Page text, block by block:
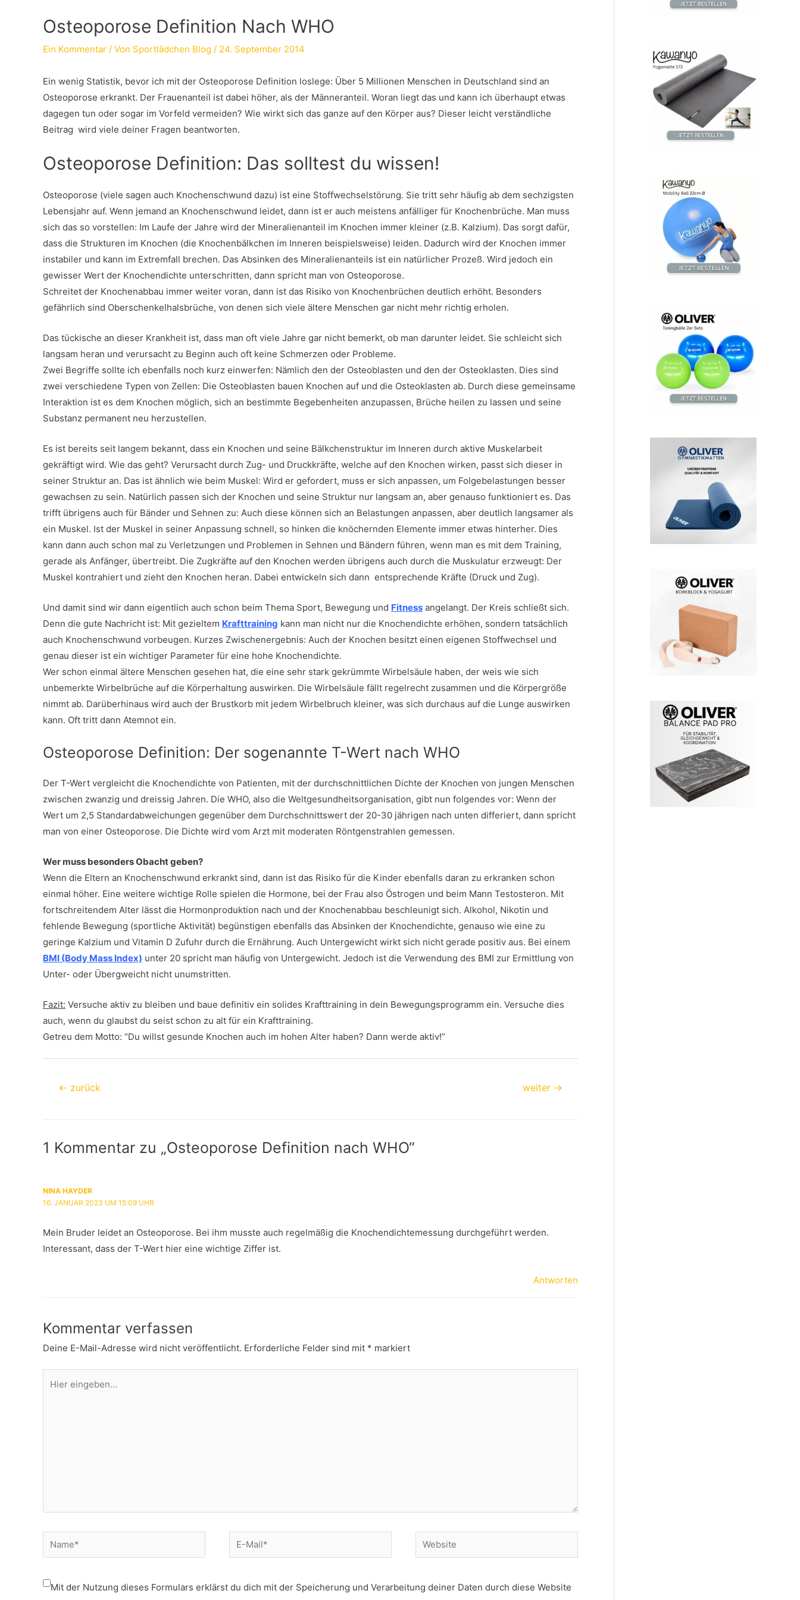
Osteoporose Definition Nach WHO
Ein Kommentar / Von Sportlädchen Blog / 24. September 2014
Ein wenig Statistik, bevor ich mit der Osteoporose Definition loslege: Über 5 Millionen Menschen in Deutschland sind an
Osteoporose erkrankt. Der Frauenanteil ist dabei höher, als der Männeranteil. Woran liegt das und kann ich überhaupt etwas
dagegen tun oder sogar im Vorfeld vermeiden? Wie wirkt sich das ganze auf den Körper aus? Dieser leicht verständliche
Beitrag wird viele deiner Fragen beantworten.
Osteoporose Definition: Das solltest du wissen!
Osteoporose (viele sagen auch Knochenschwund dazu) ist eine Stoffwechselstörung. Sie tritt sehr häufig ab dem sechzigsten
Lebensjahr auf. Wenn jemand an Knochenschwund leidet, dann ist er auch meistens anfälliger für Knochenbrüche. Man muss
sich das so vorstellen: Im Laufe der Jahre wird der Mineralienanteil im Knochen immer kleiner (z.B. Kalzium). Das sorgt dafür,
dass die Strukturen im Knochen (die Knochenbälkchen im Inneren beispielsweise) leiden. Dadurch wird der Knochen immer
instabiler und kann im Extremfall brechen. Das Absinken des Mineralienanteils ist ein natürlicher Prozeß. Wird jedoch ein
gewisser Wert der Knochendichte unterschritten, dann spricht man von Osteoporose.
Schreitet der Knochenabbau immer weiter voran, dann ist das Risiko von Knochenbrüchen deutlich erhöht. Besonders
gefährlich sind Oberschenkelhalsbrüche, von denen sich viele ältere Menschen gar nicht mehr richtig erholen.
Das tückische an dieser Krankheit ist, dass man oft viele Jahre gar nicht bemerkt, ob man darunter leidet. Sie schleicht sich
langsam heran und verursacht zu Beginn auch oft keine Schmerzen oder Probleme.
Zwei Begriffe sollte ich ebenfalls noch kurz einwerfen: Nämlich den der Osteoblasten und den der Osteoklasten. Dies sind
zwei verschiedene Typen von Zellen: Die Osteoblasten bauen Knochen auf und die Osteoklasten ab. Durch diese gemeinsame
Interaktion ist es dem Knochen möglich, sich an bestimmte Begebenheiten anzupassen, Brüche heilen zu lassen und seine
Substanz permanent neu herzustellen.
Es ist bereits seit langem bekannt, dass ein Knochen und seine Bälkchenstruktur im Inneren durch aktive Muskelarbeit
gekräftigt wird. Wie das geht? Verursacht durch Zug- und Druckkräfte, welche auf den Knochen wirken, passt sich dieser in
seiner Struktur an. Das ist ähnlich wie beim Muskel: Wird er gefordert, muss er sich anpassen, um Folgebelastungen besser
gewachsen zu sein. Natürlich passen sich der Knochen und seine Struktur nur langsam an, aber genauso funktioniert es. Das
trifft übrigens auch für Bänder und Sehnen zu: Auch diese können sich an Belastungen anpassen, aber deutlich langsamer als
ein Muskel. Ist der Muskel in seiner Anpassung schnell, so hinken die knöchernden Elemente immer etwas hinterher. Dies
kann dann auch schon mal zu Verletzungen und Problemen in Sehnen und Bändern führen, wenn man es mit dem Training,
gerade als Anfänger, übertreibt. Die Zugkräfte auf den Knochen werden übrigens auch durch die Muskulatur erzweugt: Der
Muskel kontrahiert und zieht den Knochen heran. Dabei entwickeln sich dann entsprechende Kräfte (Druck und Zug).
Und damit sind wir dann eigentlich auch schon beim Thema Sport, Bewegung und Fitness angelangt. Der Kreis schließt sich.
Denn die gute Nachricht ist: Mit gezieltem Krafttraining kann man nicht nur die Knochendichte erhöhen, sondern tatsächlich
auch Knochenschwund vorbeugen. Kurzes Zwischenergebnis: Auch der Knochen besitzt einen eigenen Stoffwechsel und
genau dieser ist ein wichtiger Parameter für eine hohe Knochendichte.
Wer schon einmal ältere Menschen gesehen hat, die eine sehr stark gekrümmte Wirbelsäule haben, der weis wie sich
unbemerkte Wirbelbrüche auf die Körperhaltung auswirken. Die Wirbelsäule fällt regelrecht zusammen und die Körpergröße
nimmt ab. Darüberhinaus wird auch der Brustkorb mit jedem Wirbelbruch kleiner, was sich durchaus auf die Lunge auswirken
kann. Oft tritt dann Atemnot ein.
Osteoporose Definition: Der sogenannte T-Wert nach WHO
Der T-Wert vergleicht die Knochendichte von Patienten, mit der durchschnittlichen Dichte der Knochen von jungen Menschen
zwischen zwanzig und dreissig Jahren. Die WHO, also die Weltgesundheitsorganisation, gibt nun folgendes vor: Wenn der
Wert um 2,5 Standardabweichungen gegenüber dem Durchschnittswert der 20-30 jährigen nach unten differiert, dann spricht
man von einer Osteoporose. Die Dichte wird vom Arzt mit moderaten Röntgenstrahlen gemessen.
Wer muss besonders Obacht geben?
Wenn die Eltern an Knochenschwund erkrankt sind, dann ist das Risiko für die Kinder ebenfalls daran zu erkranken schon
einmal höher. Eine weitere wichtige Rolle spielen die Hormone, bei der Frau also Östrogen und beim Mann Testosteron. Mit
fortschreitendem Alter lässt die Hormonproduktion nach und der Knochenabbau beschleunigt sich. Alkohol, Nikotin und
fehlende Bewegung (sportliche Aktivität) begünstigen ebenfalls das Absinken der Knochendichte, genauso wie eine zu
geringe Kalzium und Vitamin D Zufuhr durch die Ernährung. Auch Untergewicht wirkt sich nicht gerade positiv aus. Bei einem
BMI (Body Mass Index) unter 20 spricht man häufig von Untergewicht. Jedoch ist die Verwendung des BMI zur Ermittlung von
Unter- oder Übergweicht nicht unumstritten.
Fazit: Versuche aktiv zu bleiben und baue definitiv ein solides Krafttraining in dein Bewegungsprogramm ein. Versuche dies
auch, wenn du glaubst du seist schon zu alt für ein Krafttraining.
Getreu dem Motto: “Du willst gesunde Knochen auch im hohen Alter haben? Dann werde aktiv!”
Beitragsnavigation
← zurück weiter →
1 Kommentar zu „Osteoporose Definition nach WHO“
NINA HAYDER
16. JANUAR 2023 UM 15:09 UHR
Mein Bruder leidet an Osteoporose. Bei ihm musste auch regelmäßig die Knochendichtemessung durchgeführt werden.
Interessant, dass der T-Wert hier eine wichtige Ziffer ist.
Antworten
Kommentar verfassen
Deine E-Mail-Adresse wird nicht veröffentlicht. Erforderliche Felder sind mit * markiert
eingeben…
Name*
E-
Mail*
Website
Mit der Nutzung dieses Formulars erklärst du dich mit der Speicherung und Verarbeitung deiner Daten durch diese Website